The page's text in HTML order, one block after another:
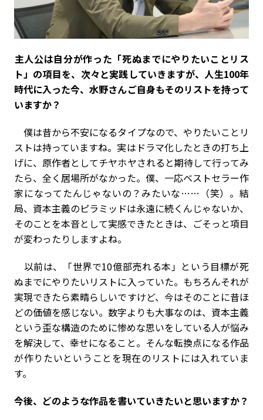
――主人公は自分が作った「死ぬまでにやりたいことリス
ト」の項目を、次々と実践していきますが、人生100年
時代に入った今、水野さんご自身もそのリストを持って
いますか？
僕は昔から不安になるタイプなので、やりたいことリ
ストは持っていますね。実はドラマ化したときの打ち上
げに、原作者としてチヤホヤされると期待して行ってみ
たら、全く居場所がなかった。僕、一応ベストセラー作
家になってたんじゃないの？みたいな……（笑）。結
局、資本主義のピラミッドは永遠に続くんじゃないか、
そのことを本音として実感できたときは、ごそっと項目
が変わったりしますよね。
以前は、「世界で10億部売れる本」という目標が死
ぬまでにやりたいリストに入っていた。もちろんそれが
実現できたら素晴らしいですけど、今はそのことに昔ほ
どの価値を感じない。数字よりも大事なのは、資本主義
という歪な構造のために惨めな思いをしている人が悩み
を解決して、幸せになること。そんな転換点になる作品
が作りたいということを現在のリストには入れていま
す。
――今後、どのような作品を書いていきたいと思いますか？